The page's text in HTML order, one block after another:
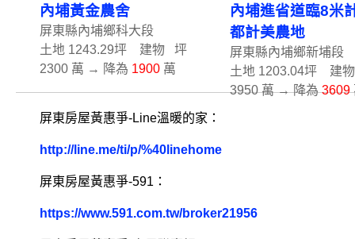
內埔黃金農舍
屏東縣內埔鄉科大段
土地 1243.29坪 建物 坪
2300 萬 → 降為 1900 萬
內埔進省道臨8米
都計美農地
屏東縣內埔鄉新埔段
土地 1203.04坪 建
3950 萬 → 降為3609
屏東房屋黃惠爭-Line溫暖的家：
http://line.me/ti/p/%40linehome
屏東房屋黃惠爭-591：
https://www.591.com.tw/broker21956